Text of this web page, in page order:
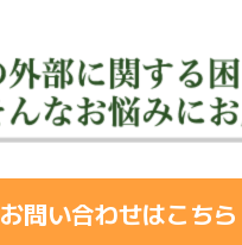
お問い合わせはこちら